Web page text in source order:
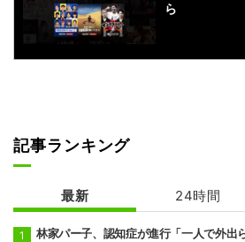
ら
記事ランキング
最新 24時間
林家パー子、認知症が進行「一人で外出